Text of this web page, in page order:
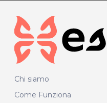
Chi siamo
Come Funziona